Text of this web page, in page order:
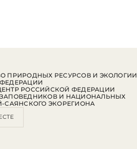
ПРИРОДНЫХ РЕСУРСОВ И ЭКОЛОГИИ
РОССИЙСКОЙ ФЕДЕРАЦИИ
И НАЦИОНАЛЬНЫХ
САЯНСКОГО ЭКОРЕГИОНА